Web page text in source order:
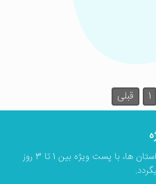
قبلی 1
سفارش های شما برای مرکز استان ها، با پست ویژه بین 1 تا 3 روز